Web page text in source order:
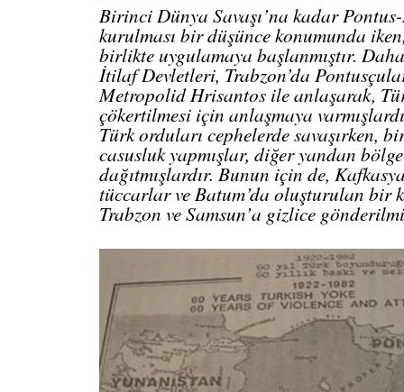
Birinci Dünya Savaşı’na kadar
kurulması bir düşünce konumunda iken,
birlikte uygulamaya başlanmıştır.
İtilaf Devletleri, Trabzon’da
Metropolid Hrisantos ile anlaşarak,
çökertilmesi için anlaşmaya
Türk orduları cephelerde savaşırken,
casusluk yapmışlar, diğer yandan
dağıtmışlardır. Bunun için de,
tüccarlar ve Batum’da oluşturulan bir
Trabzon ve Samsun’a gizlice